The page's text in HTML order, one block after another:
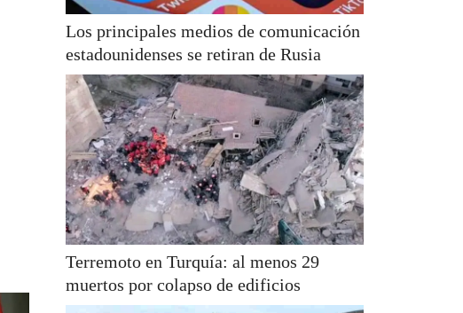
Los principales medios de comunicación
estadounidenses se retiran de Rusia
Terremoto en Turquía: al menos 29
muertos por colapso de edificios